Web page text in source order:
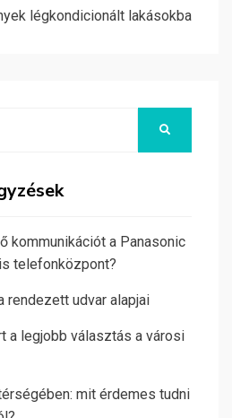
légkondicionált lakásokba
kommunikációt a Panasonic
telefonközpont?
rendezett udvar alapjai
a legjobb választás a városi
mit érdemes tudni